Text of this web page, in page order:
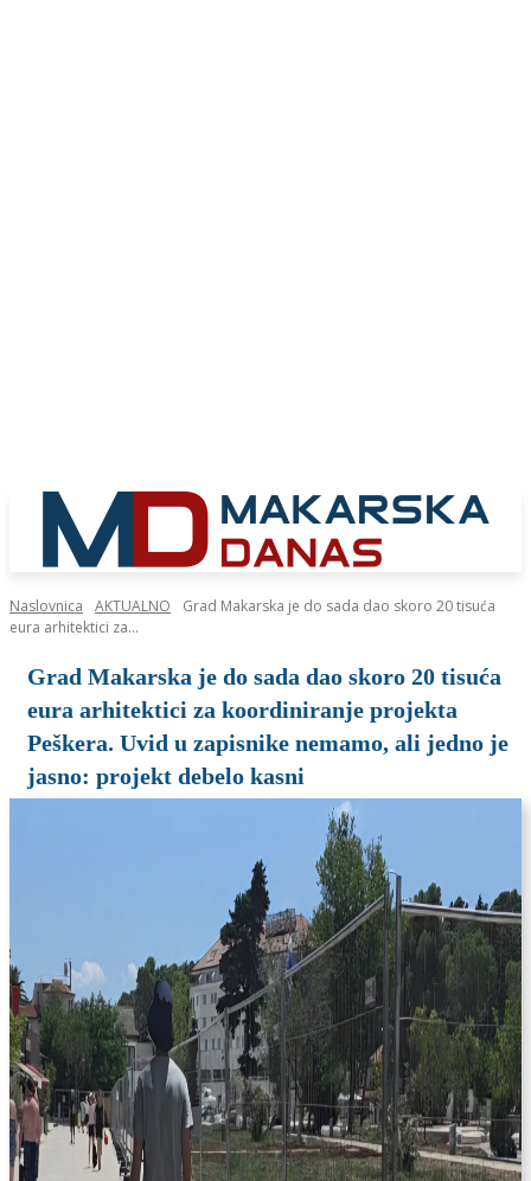
Naslovnica AKTUALNO
Grad Makarska je do sada dao skoro 20 tisuća
eura arhitektici za...
Grad Makarska je do sada dao skoro 20 tisuća
eura arhitektici za koordiniranje projekta
Peškera. Uvid u zapisnike nemamo, ali jedno je
jasno: projekt debelo kasni